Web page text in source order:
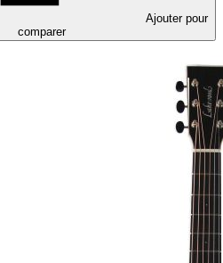
Ajouter pour
comparer